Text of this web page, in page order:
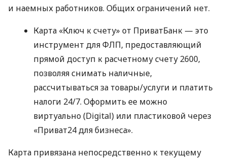
и наемных работников. Общих ограничений нет.
Карта «Ключ к счету» от ПриватБанк — это
инструмент для ФЛП, предоставляющий
прямой доступ к расчетному счету 2600,
позволяя снимать наличные,
рассчитываться за товары/услуги и платить
налоги 24/7. Оформить ее можно
виртуально (Digital) или пластиковой через
«Приват24 для бизнеса».
Карта привязана непосредственно к текущему